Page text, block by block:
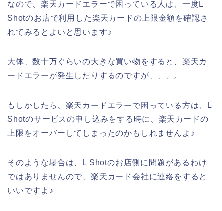
なので、楽天カードエラーで困っている人は、一度L
Shotのお店で利用した楽天カードの上限金額を確認さ
れてみるとよいと思います♪
大体、数十万ぐらいの大きな買い物をすると、楽天カ
ードエラーが発生したりするのですが、、、。
もしかしたら、楽天カードエラーで困っている方は、L
Shotのサービスの申し込みをする時に、楽天カードの
上限をオーバーしてしまったのかもしれませんよ♪
そのような場合は、L Shotのお店側に問題があるわけ
ではありませんので、楽天カード会社に連絡をすると
いいですよ♪